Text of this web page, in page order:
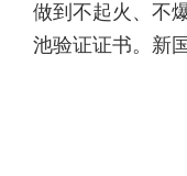
做到不起火、不
池验证证书。新